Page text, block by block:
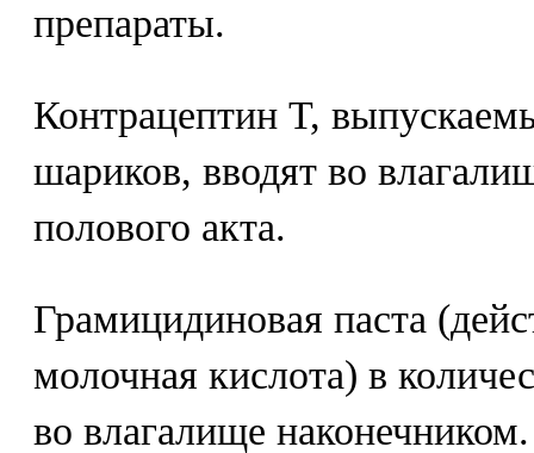
препараты.
Контрацептин Т,
шариков, вводят во
полового акта.
Грамицидиновая паста
молочная кислота) в
во влагалище наконечником.